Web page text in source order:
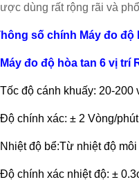
dùng rất rộng rãi và
số chính Máy đo độ
đo độ hòa tan 6 vị trí
độ cánh khuấy: 20-200
chính xác: ± 2 Vòng/phút
độ bể:Từ nhiệt độ
chính xác nhiệt độ: ±